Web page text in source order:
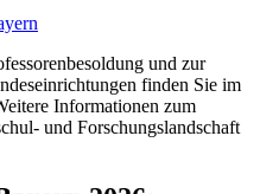
und zur
finden Sie im
Informationen zum
und Forschungslandschaft